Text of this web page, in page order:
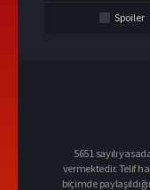
Spoiler
5651 sayılı
vermektedir. Telif
biçimde